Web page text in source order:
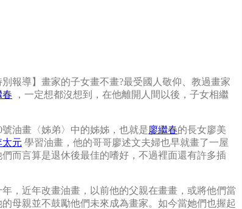
別報導】畫家的子女畫不畫?最受國人敬仰、教過畫家
春 ，一定想都沒想到，在他離開人間以後，子女相繼
號油畫〈姊弟〉中的姊姊，也就是 廖繼春的長女廖美
太元 學習油畫，他的哥哥廖述文夫婦也早就畫了一屋
而言算是退休後最佳的嗜好，不過裡面還有許多插
，近年改畫油畫，以前他的父親在畫畫，或將他們當
母親並不鼓勵他們未來成為畫家。如今當她們也握起